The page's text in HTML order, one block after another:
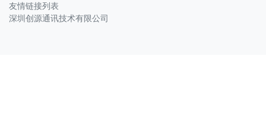
友情链接列表
深圳创源通讯技术有限公司